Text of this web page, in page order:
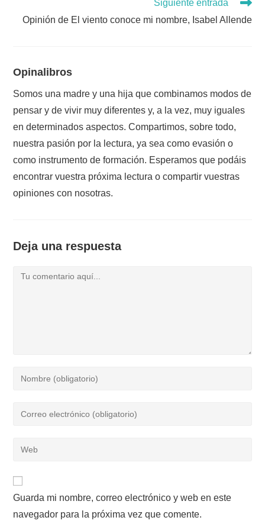
Siguiente entrada
Opinión de El viento conoce mi nombre, Isabel Allende
Opinalibros
Somos una madre y una hija que combinamos modos de
pensar y de vivir muy diferentes y, a la vez, muy iguales
en determinados aspectos. Compartimos, sobre todo,
nuestra pasión por la lectura, ya sea como evasión o
como instrumento de formación. Esperamos que podáis
encontrar vuestra próxima lectura o compartir vuestras
opiniones con nosotras.
Deja una respuesta
Comentario
de
para
de
para
comentar
de
tu
web
Guarda mi nombre, correo electrónico y web en este
navegador para la próxima vez que comente.